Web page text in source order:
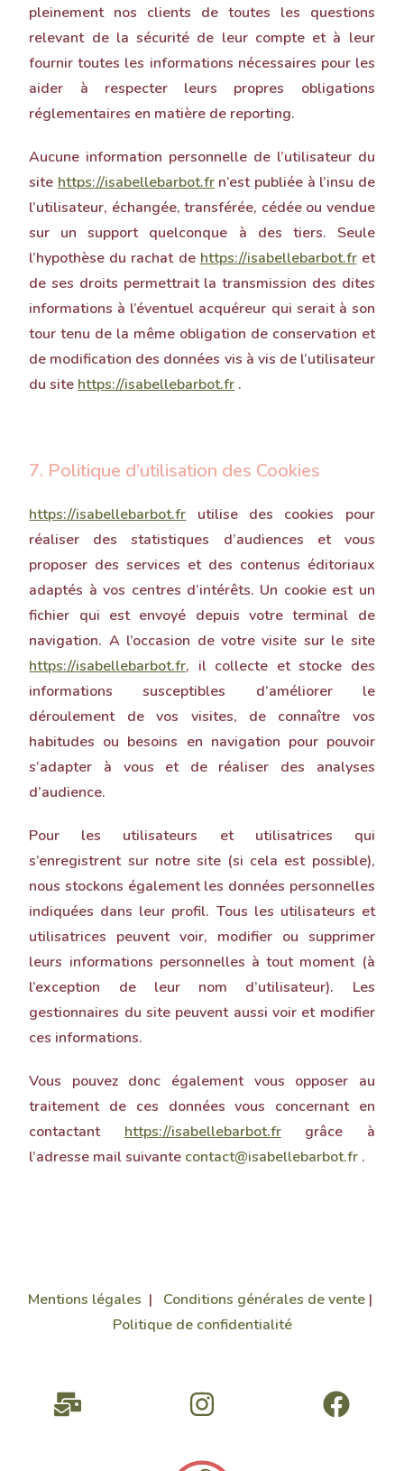
pleinement nos clients de toutes les questions
relevant de la sécurité de leur compte et à leur
fournir toutes les informations nécessaires pour les
aider à respecter leurs propres obligations
réglementaires en matière de reporting.
Aucune information personnelle de l’utilisateur du
site https://isabellebarbot.frn’est publiée à l’insu de
l’utilisateur, échangée, transférée, cédée ou vendue
sur un support quelconque à des tiers. Seule
l’hypothèse du rachat de https://isabellebarbot.fret
de ses droits permettrait la transmission des dites
informations à l’éventuel acquéreur qui serait à son
tour tenu de la même obligation de conservation et
de modification des données vis à vis de l’utilisateur
du site https://isabellebarbot.fr .
7. Politique d’utilisation des Cookies
https://isabellebarbot.fr utilise des cookies pour
réaliser des statistiques d’audiences et vous
proposer des services et des contenus éditoriaux
adaptés à vos centres d’intérêts. Un cookie est un
fichier qui est envoyé depuis votre terminal de
navigation. A l’occasion de votre visite sur le site
https://isabellebarbot.fr, il collecte et stocke des
informations susceptibles d’améliorer le
déroulement de vos visites, de connaître vos
habitudes ou besoins en navigation pour pouvoir
s’adapter à vous et de réaliser des analyses
d’audience.
Pour les utilisateurs et utilisatrices qui
s’enregistrent sur notre site (si cela est possible),
nous stockons également les données personnelles
indiquées dans leur profil. Tous les utilisateurs et
utilisatrices peuvent voir, modifier ou supprimer
leurs informations personnelles à tout moment (à
l’exception de leur nom d’utilisateur). Les
gestionnaires du site peuvent aussi voir et modifier
ces informations.
Vous pouvez donc également vous opposer au
traitement de ces données vous concernant en
contactant https://isabellebarbot.frgrâce à
l’adresse mail suivante contact@isabellebarbot.fr .
Mentions légales | Conditions générales de vente |
Politique de confidentialité